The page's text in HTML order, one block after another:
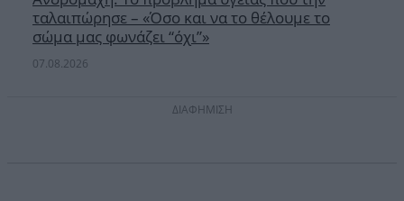
ταλαιπώρησε – «Όσο και να το θέλουμε το
σώμα μας φωνάζει “όχι”»
07.08.2026
ΔΙΑΦΗΜΙΣΗ